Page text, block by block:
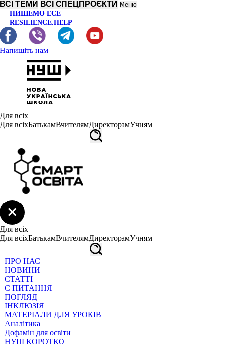
ВСІ ТЕМИ ВСІ СПЕЦПРОЄКТИ Меню
ПИШЕМО ЕСЕ
RESILIENCE.HELP
Напишіть нам
Для всіх
Для всіхБатькамВчителямДиректорамУчням
Для всіх
Для всіхБатькамВчителямДиректорамУчням
ПРО НАС
НОВИНИ
СТАТТІ
Є ПИТАННЯ
ПОГЛЯД
ІНКЛЮЗІЯ
МАТЕРІАЛИ ДЛЯ УРОКІВ
Аналітика
Дофамін для освіти
НУШ КОРОТКО